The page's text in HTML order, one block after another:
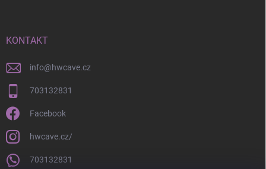
KONTAKT
info@hwcave.cz
703132831
Facebook
hwcave.cz/
703132831